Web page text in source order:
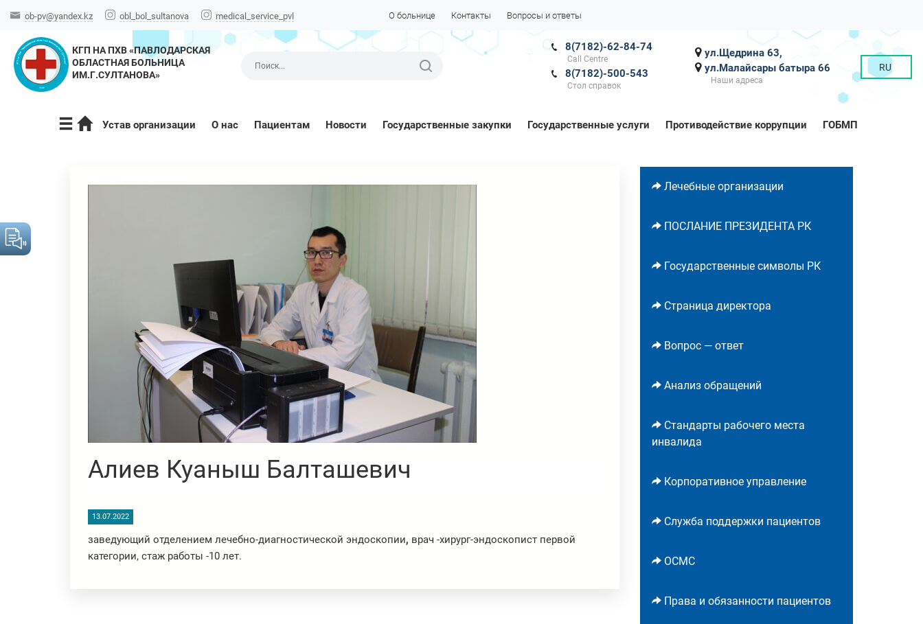
ob-pv@yandex.kz obl_bol_sultanova medical_service_pvl О больнице Контакты Вопросы и ответы
КГП НА ПХВ «ПАВЛОДАРСКАЯ
ОБЛАСТНАЯ БОЛЬНИЦА
ИМ.Г.СУЛТАНОВА»
RU
ул.Щедрина 63,
ул.Малайсары батыра 66
Наши адреса
8(7182)-62-84-74
Call Centre
8(7182)-500-543
Стол справок
Устав организации О нас Пациентам Новости Государственные закупки Государственные услуги Противодействие коррупции ГОБМП
Алиев Куаныш Балташевич
13.07.2022
заведующий отделением лечебно-диагностической эндоскопии, врач -хирург-эндоскопист первой
категории, стаж работы -10 лет.
Лечебные организации
ПОСЛАНИЕ ПРЕЗИДЕНТА РК
Государственные символы РК
Страница директора
Вопрос — ответ
Анализ обращений
Стандарты рабочего места
инвалида
Корпоративное управление
Служба поддержки пациентов
ОСМС
Права и обязанности пациентов